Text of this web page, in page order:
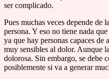
ser complicado.
Pues muchas veces depende de
persona. Y eso no tiene nada
ya que hay personas capaces de
muy sensibles al dolor. Aunque
dolorosa. Sin embargo, se debe
posiblemente si va a generar